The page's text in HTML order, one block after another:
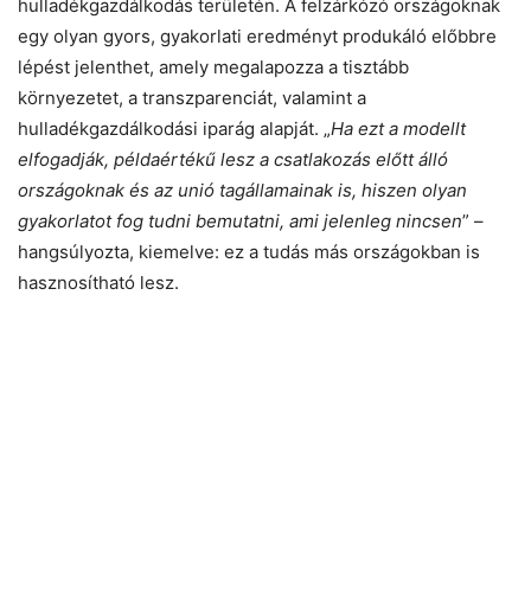
hulladékgazdálkodás területén. A felzárkózó országoknak
egy olyan gyors, gyakorlati eredményt produkáló előbbre
lépést jelenthet, amely megalapozza a tisztább
környezetet, a transzparenciát, valamint a
hulladékgazdálkodási iparág alapját. „Ha ezt a modellt
elfogadják, példaértékű lesz a csatlakozás előtt álló
országoknak és az unió tagállamainak is, hiszen olyan
gyakorlatot fog tudni bemutatni, ami jelenleg nincsen” –
hangsúlyozta, kiemelve: ez a tudás más országokban is
hasznosítható lesz.